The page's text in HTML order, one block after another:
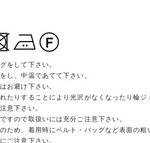
をして下さい。
し、中温であてて下さい。
お避け下さい。
たりすることにより光沢がなくなったり輪ジ
意下さい。
すので取扱いには充分ご注意下さい。
ため、着用時にベルト・バッグなど表面の粗
ご注意下さい。